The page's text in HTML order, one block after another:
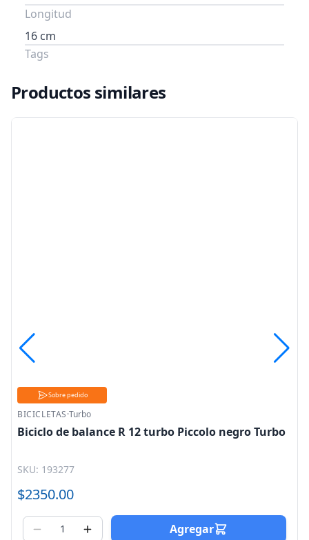
Longitud
16 cm
Tags
Productos similares
Sobre pedido
BICICLETAS·Turbo
Biciclo de balance R 12 turbo Piccolo negro Turbo
SKU: 193277
$2350.00
Agregar